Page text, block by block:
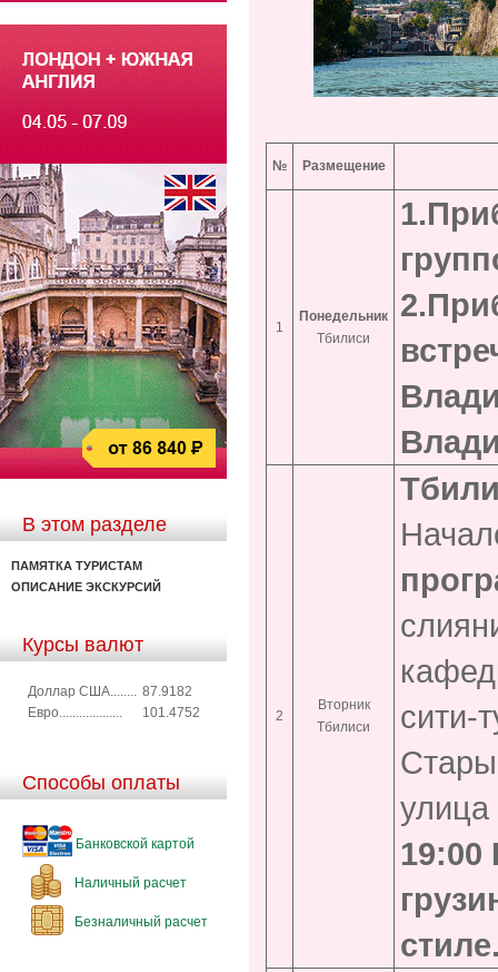
В этом разделе
ПАМЯТКА ТУРИСТАМ
ОПИСАНИЕ ЭКСКУРСИЙ
Курсы валют
Доллар США........ 87.9182
Евро...................
101.4752
Способы оплаты
Банковской картой
Наличный расчет
Безналичный расчет
№ Размещение
1
Понедельник
Тбилиси
1.
2
Вторник
Тбилиси
сити-
19:00